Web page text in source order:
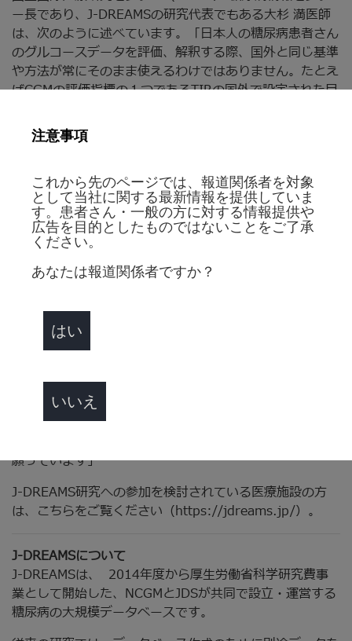
ー長であり、J-DREAMSの研究代表でもある大杉 満医師
は、次のように述べています。「日本人の糖尿病患者さん
のグルコースデータを評価、解釈する際、国外と同じ基準
や方法が常にそのまま使えるわけではありません。たとえ
ばCGMの評価指標の１つであるTIRの国外で設定された目
っている可能性があることが指摘されてきました。そのた
めCGMで測定した日本人のグルコースデータが連携され
を連携することで、J-DREAMS はこれまで以上に日本の
糖尿病診療の質の向上および有効な予防法の確立に貢献で
きると考えています」
アボットジャパン合同会社ダイアベティスケア事業部のゼ
ネラルマネージャー、キャロライン・ジョンソンは次のよ
なデータベースを構築するプロジェクトには大きな可能性
があります。この取り組みは、今後数年間で、糖尿病の研
究と治療に大きな革新をもたらしてくれると信じていま
な疾患で、私たちの多くは、愛する人々の中に糖尿病と共
に生きる人がいます。研究者や医師が、より包括的なデー
タを見ることが可能になることで、すべての人の病態や状
願っています」
J-DREAMS研究への参加を検討されている医療施設の方
は、こちらをご覧ください（https://jdreams.jp/）。
J-DREAMSについて
J-DREAMSは、 2014年度から厚生労働省科学研究費事
業として開始した、NCGMとJDSが共同で設立・運営する
糖尿病の大規模データベースです。
注意事項
これから先のページでは、報道関係者を対象
として当社に関する最新情報を提供していま
す。患者さん・一般の方に対する情報提供や
広告を目的としたものではないことをご了承
ください。
あなたは報道関係者ですか？
はい
いいえ